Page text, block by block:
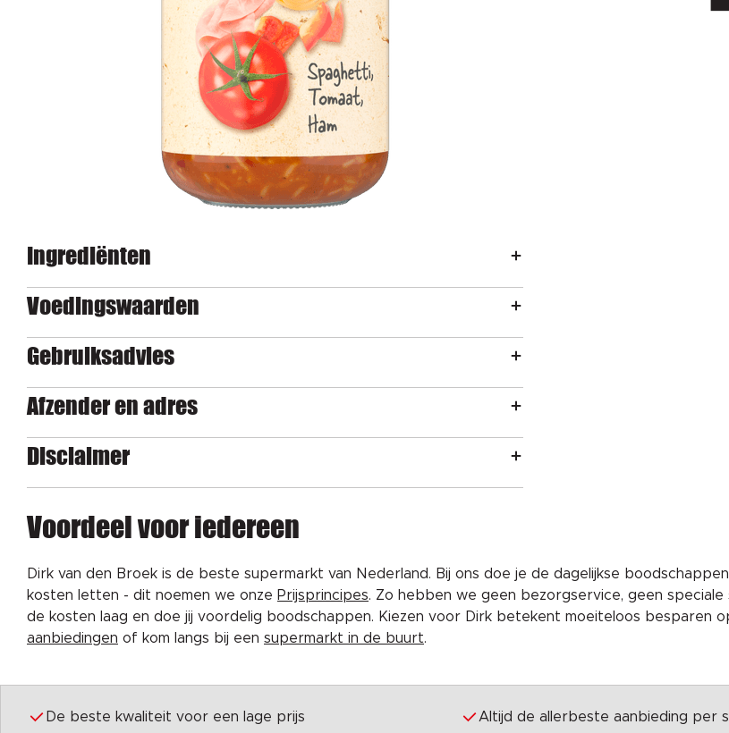
Ingrediënten
Voedingswaarden
Gebruiksadvies
Afzender en adres
Disclaimer
Voordeel voor iedereen
Dirk van den Broek is de beste supermarkt van Nederland. Bij ons doe je de dagelijkse
kosten letten - dit noemen we onze Prijsprincipes. Zo hebben we geen bezorgservice, geen
de kosten laag en doe jij voordelig boodschappen. Kiezen voor Dirk betekent moeiteloos besparen
aanbiedingen of kom langs bij een supermarkt in de buurt.
De beste kwaliteit voor een lage prijs Altijd de allerbeste aanbieding per